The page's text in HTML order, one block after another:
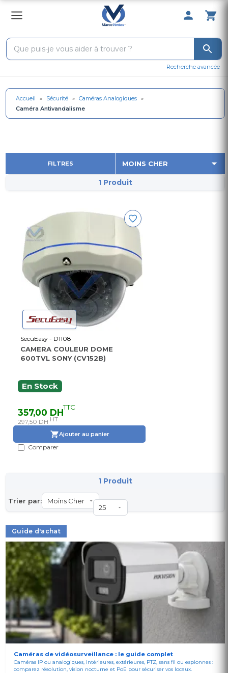
0 Produit
Recherche avancée
Accueil » Sécurité » Caméras Analogiques »
Caméra Antivandalisme
FILTRES
1 Produit
SecuEasy - D1108
CAMERA COULEUR DOME
600TVL SONY (CV152B)
En Stock
357,00 DHTTC
297,50 DH HT
Ajouter au panier
Comparer
Trier par:
1 Produit
Guide d'achat
Caméras de vidéosurveillance : le guide complet
Caméras IP ou analogiques, intérieures, extérieures, PTZ, sans fil ou espionnes :
comparez résolution, vision nocturne et PoE pour sécuriser vos locaux.